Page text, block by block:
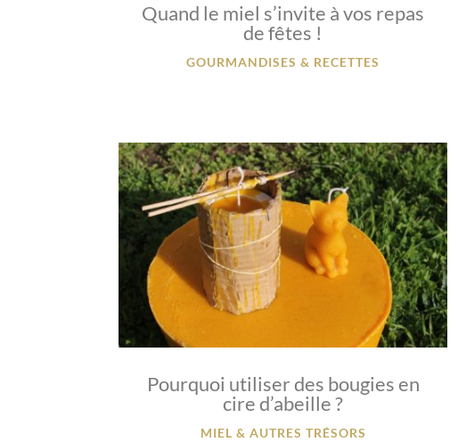
Quand le miel s’invite à vos repas
de fêtes !
GOURMANDISES & RECETTES
Pourquoi utiliser des bougies en
cire d’abeille ?
MIEL & AUTRES TRÉSORS